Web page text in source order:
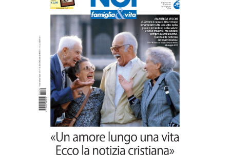
Gino Soldera nominato Membro della
“Hall of Honor Prenatal Sciences 2026”
16 Luglio 2026 Commenti disabilitati